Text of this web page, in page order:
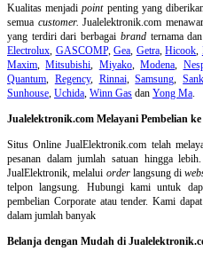
Kualitas menjadipointpenting yang
semua customer. Jualelektronik.com
yang terdiri dari berbagai brandternama
Electrolux GASCOMP,Gea Getra,Hicook
Maxim ,Mitsubishi Miyako,Modena
Quantum
Regency, Rinnai,Samsung ,
Sunhouse Uchida Winn Gas dan Yong Ma
Jualelektronik.com Melayani Pembelian
Situs Online JualElektronik.com telah
pesanan dalam jumlah satuan hingga lebih.
JualElektronik, melalui orderlangsung di
telpon langsung
Hubungi kami untuk
pembelian Corporate atau tender. Kami
dalam jumlah banyak
Belanja dengan Mudah di